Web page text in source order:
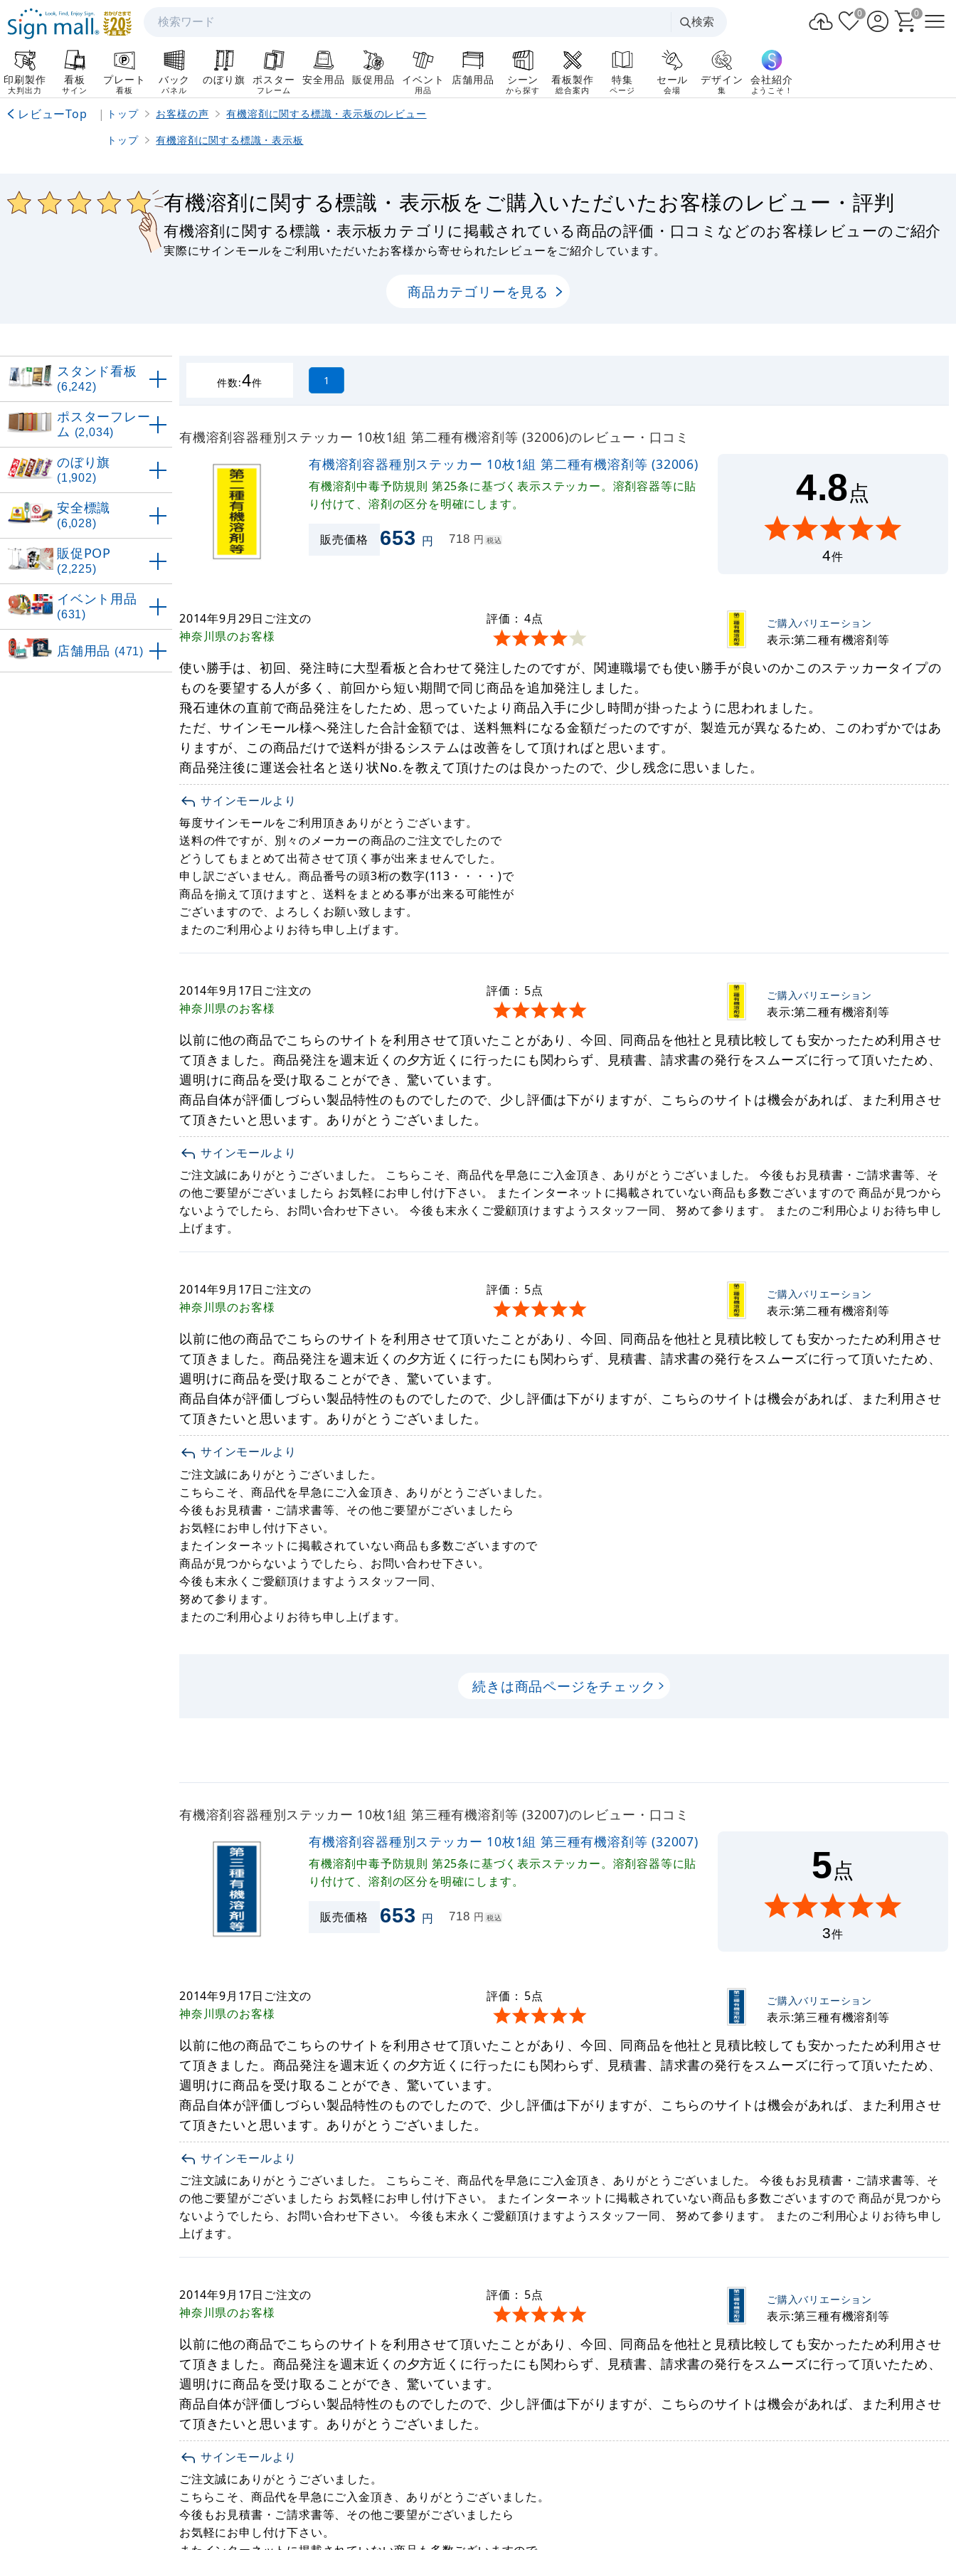
検索
検索
0 0
印刷製作
大判出力
看板
サイン
プレート
看板
バック
パネル
のぼり旗 ポスター
フレーム
安全用品 販促用品 イベント
用品
店舗用品 シーン
から探す
看板製作
総合案内
特集
ページ
セール
会場
デザイン
集
会社紹介
ようこそ！
レビューTop | トップ お客様の声
有機溶剤に関する標識・表示板のレビュー
トップ
有機溶剤に関する標識・表示板
有機溶剤に関する標識・表示板をご購入いただいたお客様のレビュー・評判
有機溶剤に関する標識・表示板カテゴリに掲載されている商品の評価・口コミなどのお客様レビューのご紹介
実際にサインモールをご利用いただいたお客様から寄せられたレビューをご紹介しています。
商品カテゴリーを見る
件数:4件 1
有機溶剤容器種別ステッカー 10枚1組 第二種有機溶剤等 (32006)のレビュー・口コミ
有機溶剤容器種別ステッカー 10枚1組 第二種有機溶剤等 (32006)
有機溶剤中毒予防規則 第25条に基づく表示ステッカー。溶剤容器等に貼
り付けて、溶剤の区分を明確にします。
販売価格 653 円 718 円 税込
4.8点
4件
2014年9月29日 ご注文の
神奈川県のお客様
評価： 4点 ご購入バリエーション
表示:第二種有機溶剤等
使い勝手は、初回、発注時に大型看板と合わせて発注したのですが、関連職場でも使い勝手が良いのかこのステッカータイプの
ものを要望する人が多く、前回から短い期間で同じ商品を追加発注しました。
飛石連休の直前で商品発注をしたため、思っていたより商品入手に少し時間が掛ったように思われました。
ただ、サインモール様へ発注した合計金額では、送料無料になる金額だったのですが、製造元が異なるため、このわずかではあ
りますが、この商品だけで送料が掛るシステムは改善をして頂ければと思います。
商品発注後に運送会社名と送り状No.を教えて頂けたのは良かったので、少し残念に思いました。
サインモールより
毎度サインモールをご利用頂きありがとうございます。
送料の件ですが、別々のメーカーの商品のご注文でしたので
どうしてもまとめて出荷させて頂く事が出来ませんでした。
申し訳ございません。商品番号の頭3桁の数字(113・・・・)で
商品を揃えて頂けますと、送料をまとめる事が出来る可能性が
ございますので、よろしくお願い致します。
またのご利用心よりお待ち申し上げます。
2014年9月17日 ご注文の
神奈川県のお客様
評価： 5点 ご購入バリエーション
表示:第二種有機溶剤等
以前に他の商品でこちらのサイトを利用させて頂いたことがあり、今回、同商品を他社と見積比較しても安かったため利用させ
て頂きました。商品発注を週末近くの夕方近くに行ったにも関わらず、見積書、請求書の発行をスムーズに行って頂いたため、
週明けに商品を受け取ることができ、驚いています。
商品自体が評価しづらい製品特性のものでしたので、少し評価は下がりますが、こちらのサイトは機会があれば、また利用させ
て頂きたいと思います。ありがとうございました。
サインモールより
ご注文誠にありがとうございました。 こちらこそ、商品代を早急にご入金頂き、ありがとうございました。 今後もお見積書・ご請求書等、そ
の他ご要望がございましたら お気軽にお申し付け下さい。 またインターネットに掲載されていない商品も多数ございますので 商品が見つから
ないようでしたら、お問い合わせ下さい。 今後も末永くご愛顧頂けますようスタッフ一同、 努めて参ります。 またのご利用心よりお待ち申し
上げます。
2014年9月17日 ご注文の
神奈川県のお客様
評価： 5点 ご購入バリエーション
表示:第二種有機溶剤等
以前に他の商品でこちらのサイトを利用させて頂いたことがあり、今回、同商品を他社と見積比較しても安かったため利用させ
て頂きました。商品発注を週末近くの夕方近くに行ったにも関わらず、見積書、請求書の発行をスムーズに行って頂いたため、
週明けに商品を受け取ることができ、驚いています。
商品自体が評価しづらい製品特性のものでしたので、少し評価は下がりますが、こちらのサイトは機会があれば、また利用させ
て頂きたいと思います。ありがとうございました。
サインモールより
ご注文誠にありがとうございました。
こちらこそ、商品代を早急にご入金頂き、ありがとうございました。
今後もお見積書・ご請求書等、その他ご要望がございましたら
お気軽にお申し付け下さい。
またインターネットに掲載されていない商品も多数ございますので
商品が見つからないようでしたら、お問い合わせ下さい。
今後も末永くご愛顧頂けますようスタッフ一同、
努めて参ります。
またのご利用心よりお待ち申し上げます。
続きは商品ページをチェック
有機溶剤容器種別ステッカー 10枚1組 第三種有機溶剤等 (32007)のレビュー・口コミ
有機溶剤容器種別ステッカー 10枚1組 第三種有機溶剤等 (32007)
有機溶剤中毒予防規則 第25条に基づく表示ステッカー。溶剤容器等に貼
り付けて、溶剤の区分を明確にします。
販売価格 653 円 718 円 税込
5点
3件
2014年9月17日 ご注文の
神奈川県のお客様
評価： 5点 ご購入バリエーション
表示:第三種有機溶剤等
以前に他の商品でこちらのサイトを利用させて頂いたことがあり、今回、同商品を他社と見積比較しても安かったため利用させ
て頂きました。商品発注を週末近くの夕方近くに行ったにも関わらず、見積書、請求書の発行をスムーズに行って頂いたため、
週明けに商品を受け取ることができ、驚いています。
商品自体が評価しづらい製品特性のものでしたので、少し評価は下がりますが、こちらのサイトは機会があれば、また利用させ
て頂きたいと思います。ありがとうございました。
サインモールより
ご注文誠にありがとうございました。 こちらこそ、商品代を早急にご入金頂き、ありがとうございました。 今後もお見積書・ご請求書等、そ
の他ご要望がございましたら お気軽にお申し付け下さい。 またインターネットに掲載されていない商品も多数ございますので 商品が見つから
ないようでしたら、お問い合わせ下さい。 今後も末永くご愛顧頂けますようスタッフ一同、 努めて参ります。 またのご利用心よりお待ち申し
上げます。
2014年9月17日 ご注文の
神奈川県のお客様
評価： 5点 ご購入バリエーション
表示:第三種有機溶剤等
以前に他の商品でこちらのサイトを利用させて頂いたことがあり、今回、同商品を他社と見積比較しても安かったため利用させ
て頂きました。商品発注を週末近くの夕方近くに行ったにも関わらず、見積書、請求書の発行をスムーズに行って頂いたため、
週明けに商品を受け取ることができ、驚いています。
商品自体が評価しづらい製品特性のものでしたので、少し評価は下がりますが、こちらのサイトは機会があれば、また利用させ
て頂きたいと思います。ありがとうございました。
サインモールより
ご注文誠にありがとうございました。
こちらこそ、商品代を早急にご入金頂き、ありがとうございました。
今後もお見積書・ご請求書等、その他ご要望がございましたら
お気軽にお申し付け下さい。
スタンド看板
(6,242)
ポスターフレー
ム (2,034)
のぼり旗
(1,902)
安全標識
(6,028)
販促POP
(2,225)
イベント用品
(631)
店舗用品 (471)